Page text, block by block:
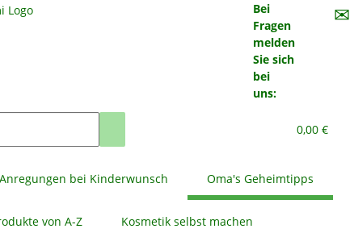
Bei
Fragen
melden
Sie sich
bei
uns:
✉
0,00 €
Anregungen bei Kinderwunsch Oma's Geheimtipps
von A-Z Kosmetik selbst machen